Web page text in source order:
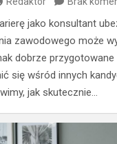
jako konsultant
zawodowego może
dobrze przygotowane
się wśród innych
jak skutecznie…